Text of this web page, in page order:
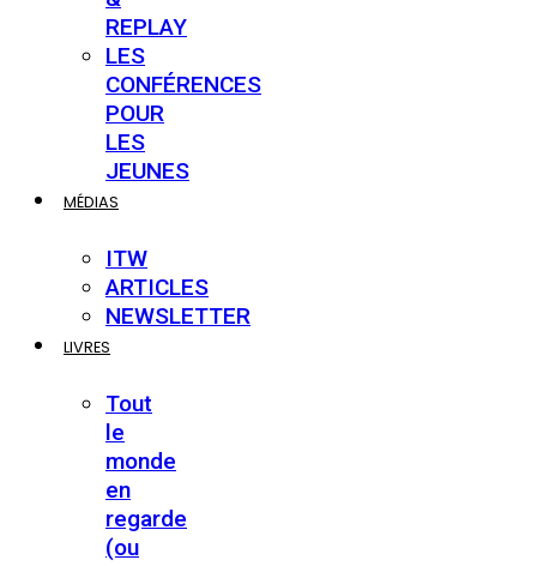
REPLAY
LES
CONFÉRENCES
POUR
LES
JEUNES
MÉDIAS
ITW
ARTICLES
NEWSLETTER
LIVRES
Tout
le
monde
en
regarde
(ou